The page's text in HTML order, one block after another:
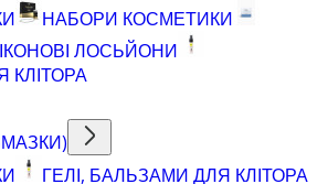
НАБОРИ КОСМЕТИКИ
ЛОСЬЙОНИ
КЛІТОРА
ГЕЛІ, БАЛЬЗАМИ ДЛЯ КЛІТОРА